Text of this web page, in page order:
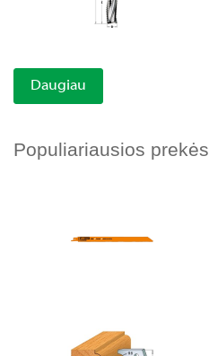
Daugiau
Populiariausios prekės